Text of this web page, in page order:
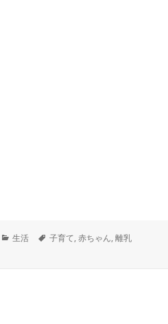
カ
生活
タ
子育て,赤ちゃん,離乳